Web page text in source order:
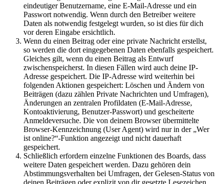
eindeutiger Benutzername, eine E-Mail-Adresse und ein
Passwort notwendig. Wenn durch den Betreiber weitere
Daten als notwendig festgelegt wurden, so ist dies für dich
vor deren Eingabe ersichtlich.
Wenn du einen Beitrag oder eine private Nachricht erstellst,
so werden die dort eingegebenen Daten ebenfalls gespeichert.
Gleiches gilt, wenn du einen Beitrag als Entwurf
zwischenspeicherst. In diesen Fällen wird auch deine IP-
Adresse gespeichert. Die IP-Adresse wird weiterhin bei
folgenden Aktionen gespeichert: Löschen und Ändern von
Beiträgen (dazu zählen Private Nachrichten und Umfragen),
Änderungen an zentralen Profildaten (E-Mail-Adresse,
Kontoaktivierung, Benutzer-Passwort) und gescheiterte
Anmeldeversuche. Die von deinem Browser übermittelte
Browser-Kennzeichnung (User Agent) wird nur in der „Wer
ist online?“-Funktion angezeigt und nicht dauerhaft
gespeichert.
Schließlich erfordern einzelne Funktionen des Boards, dass
weitere Daten gespeichert werden. Dazu gehören dein
Abstimmungsverhalten bei Umfragen, der Gelesen-Status von
deinen Beiträgen oder explizit von dir gesetzte Lesezeichen